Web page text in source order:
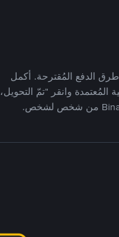
طرق الدفع المُقترحة. أكمل
المُعتمدة وانقر "تمّ التحويل،